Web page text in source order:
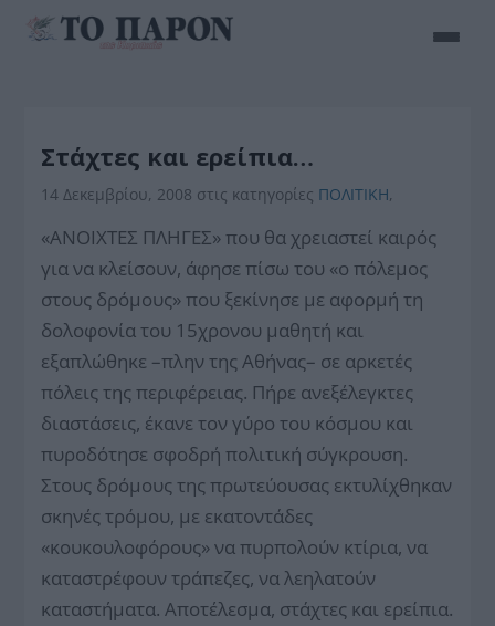
Στάχτες και ερείπια…
14 Δεκεμβρίου, 2008 στις κατηγορίες ΠΟΛΙΤΙΚΗ,
«ΑΝΟΙΧΤΕΣ ΠΛΗΓΕΣ» που θα χρειαστεί καιρός
για να κλείσουν, άφησε πίσω του «ο πόλεμος
στους δρόμους» που ξεκίνησε με αφορμή τη
δολοφονία του 15χρονου μαθητή και
εξαπλώθηκε –πλην της Αθήνας– σε αρκετές
πόλεις της περιφέρειας. Πήρε ανεξέλεγκτες
διαστάσεις, έκανε τον γύρο του κόσμου και
πυροδότησε σφοδρή πολιτική σύγκρουση.
Στους δρόμους της πρωτεύουσας εκτυλίχθηκαν
σκηνές τρόμου, με εκατοντάδες
«κουκουλοφόρους» να πυρπολούν κτίρια, να
καταστρέφουν τράπεζες, να λεηλατούν
καταστήματα. Αποτέλεσμα, στάχτες και ερείπια.